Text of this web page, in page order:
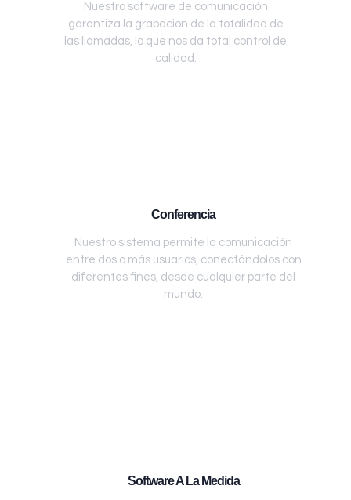
Nuestro software de comunicación
garantiza la grabación de la totalidad de
las llamadas, lo que nos da total control de
calidad.
Conferencia
Nuestro sistema permite la comunicación
entre dos o más usuarios, conectándolos con
diferentes fines, desde cualquier parte del
mundo.
Software A La Medida